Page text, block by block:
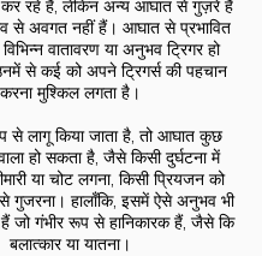
कर रहे हैं, लेकिन अन्य आघात से गुज़रे हैं
से अवगत नहीं हैं। आघात से प्रभावित
वातावरण या अनुभव ट्रिगर हो
से कई को अपने ट्रिगर्स की पहचान
करना मुश्किल लगता है।
से लागू किया जाता है, तो आघात कुछ
हो सकता है, जैसे किसी दुर्घटना में
या चोट लगना, किसी प्रियजन को
गुजरना। हालाँकि, इसमें ऐसे अनुभव भी
जो गंभीर रूप से हानिकारक हैं, जैसे कि
बलात्कार या यातना।